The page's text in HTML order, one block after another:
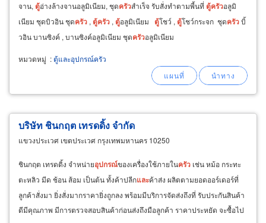
จาน, ตู้อ่างล้างจานอลูมิเนียม, ชุดครัวสำเร็จ รับสั่งทำตามพี้นที่ ตู้ครัวอลูมิ
เนียม ชุดบิวอิน ชุดครัว , ตู้ครัว , ตู้อลูมิเนียม ตู้โชว์ , ตู้โชว์กระจก ชุดครัวบิ้
วอิน บานซิงค์ , บานซิงค์อลูมิเนียม ชุดครัวอลูมิเนียม
หมวดหมู่ :ตู้และอุปกรณ์ครัว
บริษัท ชินกฤต เทรดดิ้ง จำกัด
แขวงประเวศ เขตประเวศ กรุงเทพมหานคร 10250
ชินกฤต เทรดดิ้ง จำหน่ายอุปกรณ์ของเครื่องใช้ภายในครัว เช่น หม้อ กระทะ
ตะหลิว มีด ช้อน ส้อม เป็นต้น ทั้งค้าปลีกและค้าส่ง ผลิตตามยอดออร์เดอร์ที่
ลูกค้าสั่งมา ยิ่งสั่งมากราคายิ่งถูกลง พร้อมมีบริการจัดส่งถึงที่ รับประกันสินค้า
ดีมีคุณภาพ มีการตรวจสอบสินค้าก่อนส่งถึงมือลูกค้า ราคาประหยัด จะซื้อไป